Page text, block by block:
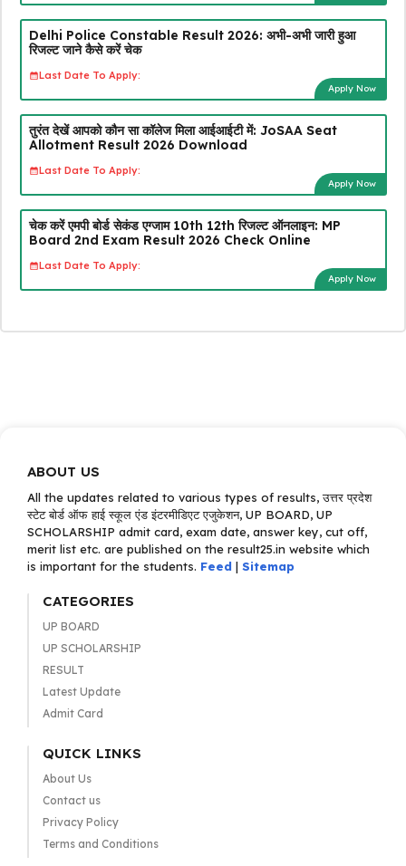
Delhi Police Constable Result 2026: अभी-अभी जारी हुआ
रिजल्ट जाने कैसे करें चेक
Last Date To Apply:
Apply Now
तुरंत देखें आपको कौन सा कॉलेज मिला आईआईटी में: JoSAA Seat
Allotment Result 2026 Download
Last Date To Apply:
Apply Now
चेक करें एमपी बोर्ड सेकंड एग्जाम 10th 12th रिजल्ट ऑनलाइन: MP
Board 2nd Exam Result 2026 Check Online
Last Date To Apply:
Apply Now
ABOUT US
All the updates related to various types of results, उत्तर प्रदेश
स्टेट बोर्ड ऑफ हाई स्कूल एंड इंटरमीडिएट एजुकेशन, UP BOARD, UP
SCHOLARSHIP admit card, exam date, answer key, cut off,
merit list etc. are published on the result25.in website which
is important for the students. Feed | Sitemap
CATEGORIES
UP BOARD
UP SCHOLARSHIP
RESULT
Latest Update
Admit Card
QUICK LINKS
About Us
Contact us
Privacy Policy
Terms and Conditions